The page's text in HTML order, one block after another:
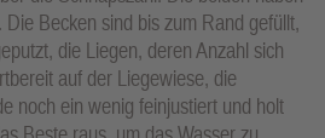
Becken sind bis zum Rand gefüllt,
die Liegen, deren Anzahl sich
auf der Liegewiese, die
noch ein wenig feinjustiert und holt